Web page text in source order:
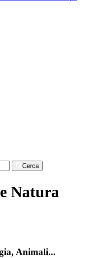
Cerca
Natura
Animali...